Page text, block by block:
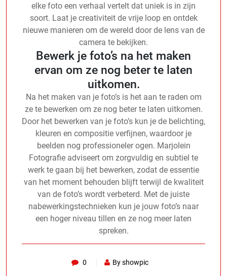
elke foto een verhaal vertelt dat uniek is in zijn
soort. Laat je creativiteit de vrije loop en ontdek
nieuwe manieren om de wereld door de lens van de
camera te bekijken.
Bewerk je foto’s na het maken
ervan om ze nog beter te laten
uitkomen.
Na het maken van je foto’s is het aan te raden om
ze te bewerken om ze nog beter te laten uitkomen.
Door het bewerken van je foto’s kun je de belichting,
kleuren en compositie verfijnen, waardoor je
beelden nog professioneler ogen. Marjolein
Fotografie adviseert om zorgvuldig en subtiel te
werk te gaan bij het bewerken, zodat de essentie
van het moment behouden blijft terwijl de kwaliteit
van de foto’s wordt verbeterd. Met de juiste
nabewerkingstechnieken kun je jouw foto’s naar
een hoger niveau tillen en ze nog meer laten
spreken.
0 By showpic